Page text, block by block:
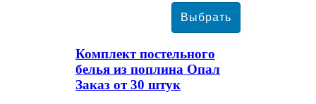
Комплект постельного
белья из поплина Опал
Заказ от 30 штук